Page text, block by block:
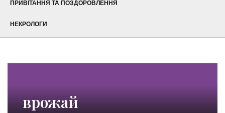
ПРИВІТАННЯ ТА ПОЗДОРОВЛЕННЯ
НЕКРОЛОГИ
врожай